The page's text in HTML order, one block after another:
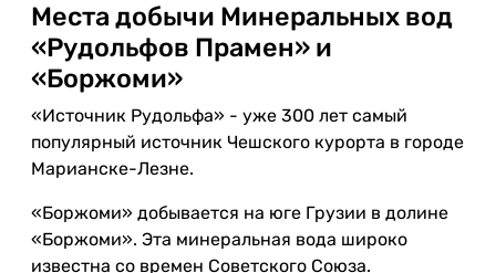
Места добычи Минеральных вод
«Рудольфов Прамен» и
«Боржоми»
«Источник Рудольфа» - уже 300 лет самый
популярный источник Чешского курорта в городе
Марианске-Лезне.
«Боржоми» добывается на юге Грузии в долине
«Боржоми». Эта минеральная вода широко
известна со времен Советского Союза.